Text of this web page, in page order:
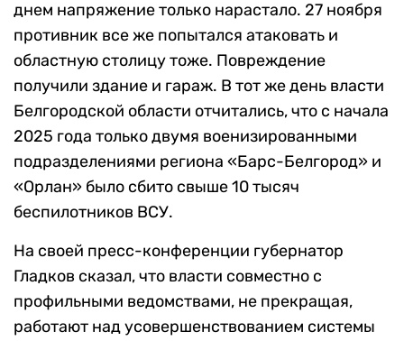
днем напряжение только нарастало. 27 ноября
противник все же попытался атаковать и
областную столицу тоже. Повреждение
получили здание и гараж. В тот же день власти
Белгородской области отчитались, что с начала
2025 года только двумя военизированными
подразделениями региона «Барс-Белгород» и
«Орлан» было сбито свыше 10 тысяч
беспилотников ВСУ.
На своей пресс-конференции губернатор
Гладков сказал, что власти совместно с
профильными ведомствами, не прекращая,
работают над усовершенствованием системы